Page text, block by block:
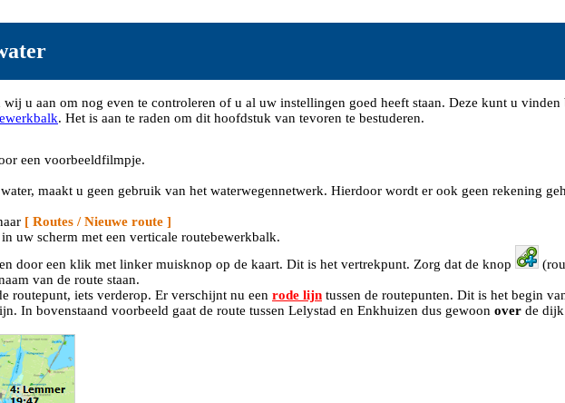
wij u aan om nog even te controleren of u al uw instellingen goed heeft staan. Deze kunt u vinden
. Het is aan te raden om dit hoofdstuk van tevoren te bestuderen.
een voorbeeldfilmpje.
maakt u geen gebruik van het waterwegennetwerk. Hierdoor wordt er ook geen rekening
[ Routes / Nieuwe route ]
uw scherm met een verticale routebewerkbalk.
door een klik met linker muisknop op de kaart. Dit is het vertrekpunt. Zorg dat de knop
van de route staan.
routepunt, iets verderop. Er verschijnt nu een rode lijn tussen de routepunten. Dit is het begin
In bovenstaand voorbeeld gaat de route tussen Lelystad en Enkhuizen dus gewoon over de